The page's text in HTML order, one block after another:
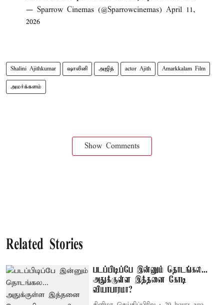
— Sparrow Cinemas (@Sparrowcinemas) April 11,
2026
Shalini Ajithkumar ஷாலினி அஜித் actor Ajith Amarkkalam Film
அமர்க்களம்
Show Comments
Related Stories
படப்பிடிப்பே இன்னும் தொடங்கல...
அதுக்குள்ள இத்தனை கோடி
வியாபாரமா?